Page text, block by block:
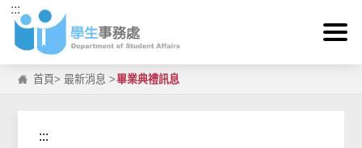
跳到主要內容區塊
:::
首頁>最新消息 >畢業典禮訊息
:::